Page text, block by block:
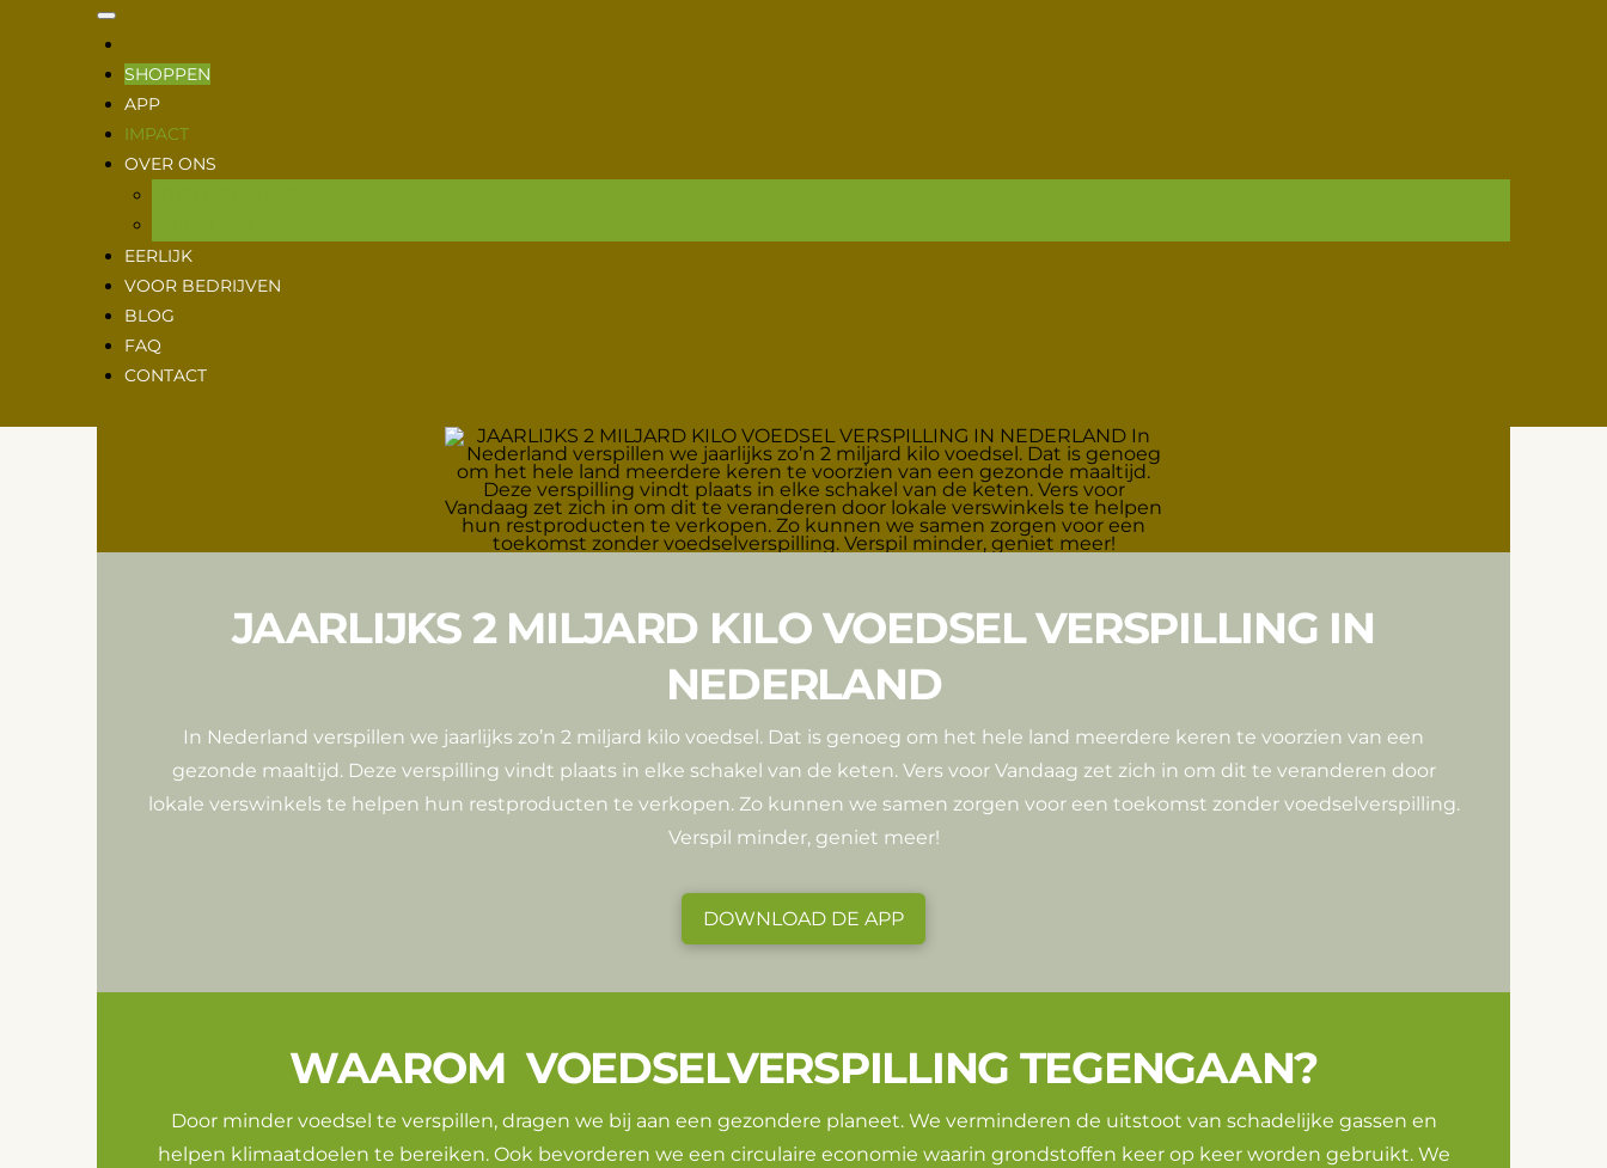
VERS
VOOR
VANDAAG
SHOPPEN
APP
IMPACT
OVER ONS
EERLIJK
VOOR BEDRIJVEN
BLOG
FAQ
CONTACT
VERS VOOR VANDAAG
Strijd tegen voedselverspilling door pakketten te kopen van lokale, ambachtelijke verswinkels
zoals bakkers, slagers en groenteboeren met 50% korting. Download de Vers Voor Vandaag App:
JAARLIJKS 2 MILJARD KILO VOEDSEL VERSPILLING IN
NEDERLAND
In Nederland verspillen we jaarlijks zo’n 2 miljard kilo voedsel. Dat is genoeg om het hele land meerdere keren te voorzien van een
gezonde maaltijd. Deze verspilling vindt plaats in elke schakel van de keten. Vers voor Vandaag zet zich in om dit te veranderen door
lokale verswinkels te helpen hun restproducten te verkopen. Zo kunnen we samen zorgen voor een toekomst zonder voedselverspilling.
Verspil minder, geniet meer!
DOWNLOAD DE APP
WAAROM VOEDSELVERSPILLING TEGENGAAN?
Door minder voedsel te verspillen, dragen we bij aan een gezondere planeet. We verminderen de uitstoot van schadelijke gassen en
helpen klimaatdoelen te bereiken. Ook bevorderen we een circulaire economie waarin grondstoffen keer op keer worden gebruikt. We